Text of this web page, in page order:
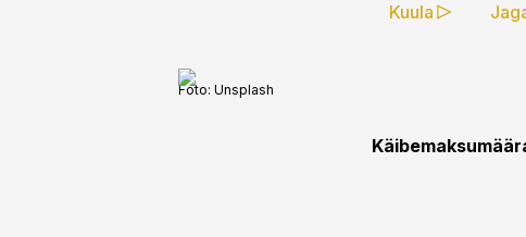
Kuula
Foto: Unsplash